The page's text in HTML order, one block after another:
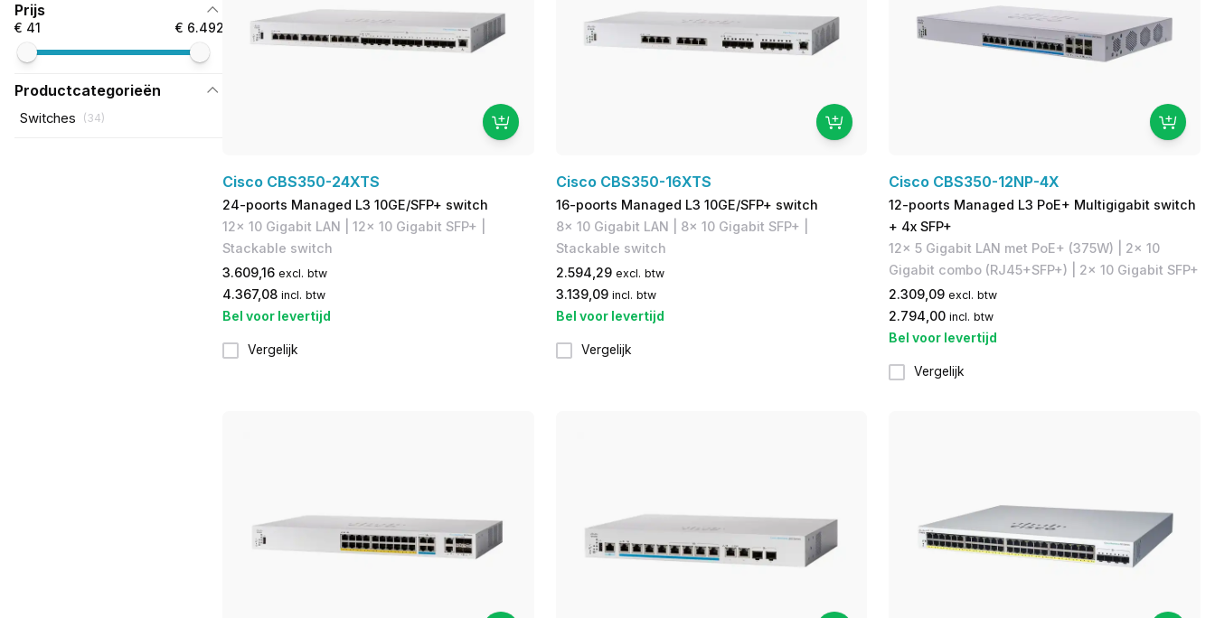
Prijs
€ 41 € 6.492
Productcategorieën
Switches (34)
Cisco CBS350-24XTS
24-poorts Managed L3 10GE/SFP+ switch
12x 10 Gigabit LAN | 12x 10 Gigabit SFP+ |
Stackable switch
3.609,16 excl. btw
4.367,08 incl. btw
Bel voor levertijd
Vergelijk
Cisco CBS350-16XTS
16-poorts Managed L3 10GE/SFP+ switch
8x 10 Gigabit LAN | ​8x 10 Gigabit SFP+ |
Stackable switch
2.594,29 excl. btw
3.139,09 incl. btw
Bel voor levertijd
Vergelijk
Cisco CBS350-12NP-4X
12-poorts Managed L3 PoE+ Multigigabit switch
+ 4x SFP+
12x 5 Gigabit LAN met PoE+ (375W) | 2x 10
Gigabit combo (RJ45+SFP+) | 2x 10 Gigabit SFP+
2.309,09 excl. btw
2.794,00 incl. btw
Bel voor levertijd
Vergelijk